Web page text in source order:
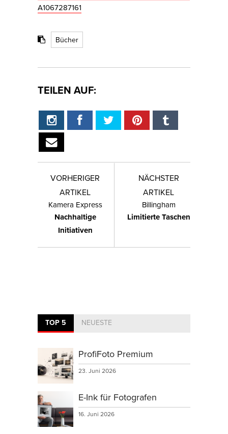
A1067287161
Bücher
TEILEN AUF:
VORHERIGER
ARTIKEL
Kamera Express
Nachhaltige
Initiativen
NÄCHSTER
ARTIKEL
Billingham
Limitierte Taschen
TOP 5 NEUESTE
ProfiFoto Premium
23. Juni 2026
E-Ink für Fotografen
16. Juni 2026